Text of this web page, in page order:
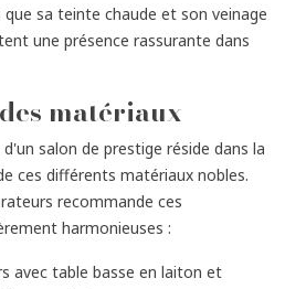
sa teinte chaude et son veinage
une présence rassurante dans
matériaux
salon de prestige réside dans la
ces différents matériaux nobles.
recommande ces
harmonieuses :
avec table basse en laiton et